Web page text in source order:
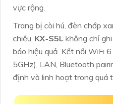
vực rộng.
Trang bị còi hú, đèn chớp
chiều, KX-S5L không chỉ
báo hiệu quả. Kết nối WiFi
5GHz), LAN, Bluetooth
định và linh hoạt trong quá